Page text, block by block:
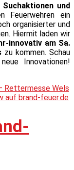
und
Feuerwehren ein
organisierter und
Hiermit laden wir
innovativ am Sa.
zu kommen. Schau
Innovationen!
Rettermesse Wels